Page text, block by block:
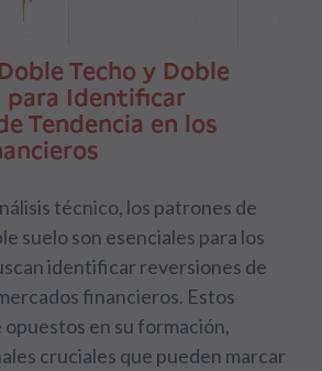
Techo y Doble
para Identificar
Tendencia en los
técnico, los patrones de
suelo son esenciales para los
identificar reversiones de
financieros. Estos
en su formación,
cruciales que pueden marcar